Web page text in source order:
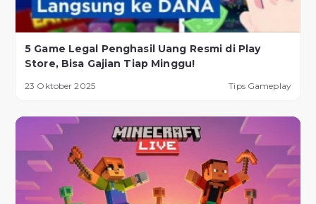
5 Game Legal Penghasil Uang Resmi di Play
Store, Bisa Gajian Tiap Minggu!
23 Oktober 2025 Tips Gameplay